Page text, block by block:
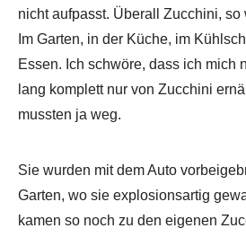
nicht aufpasst. Überall Zucchini, so
Im Garten, in der Küche, im
Essen. Ich schwöre, dass ich mich
lang komplett nur von Zucchini
mussten ja weg.
Sie wurden mit dem Auto
Garten, wo sie explosionsartig
kamen so noch zu den eigenen